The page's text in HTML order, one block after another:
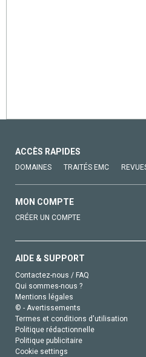
ACCÈS RAPIDES
DOMAINES TRAITÉS EMC
MON COMPTE
CRÉER UN COMPTE
AIDE & SUPPORT
Contactez-nous / FAQ
Qui sommes-nous ?
Mentions légales
© - Avertissements
Termes et conditions d'utilisation
Politique rédactionnelle
Politique publicitaire
Cookie settings